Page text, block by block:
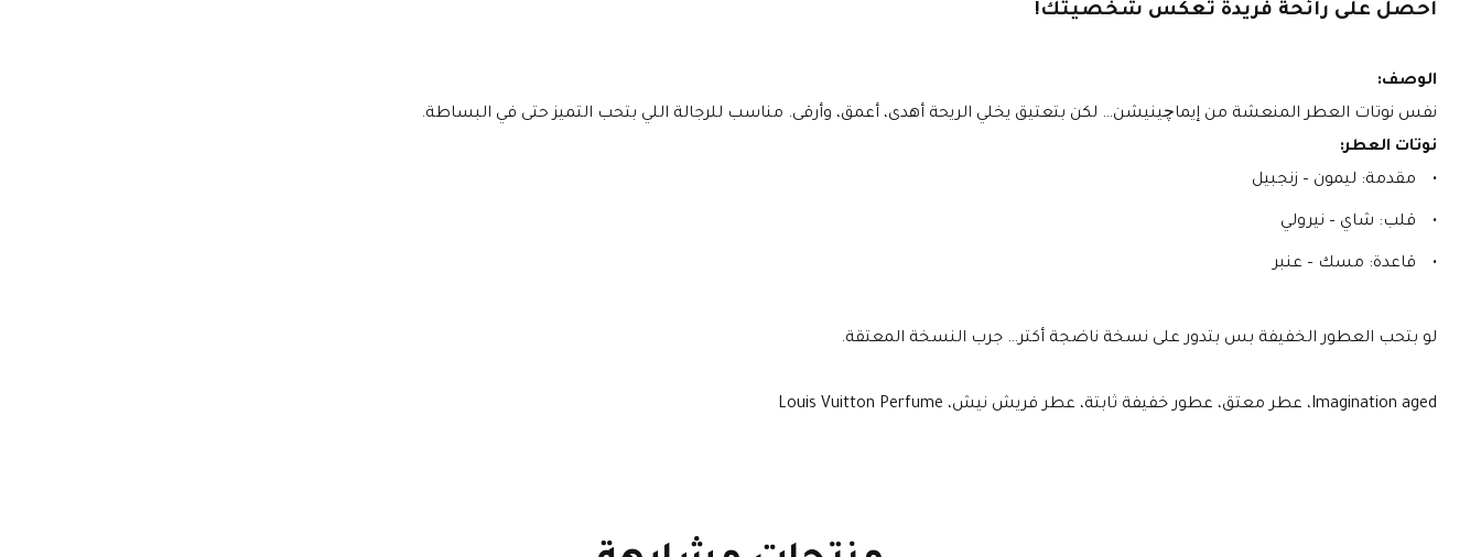
احصل على رائحة فريدة تعكس شخصيتك!
الوصف:
نفس نوتات العطر المنعشة من إيماچينيشن… لكن بتعتيق يخلي الريحة أهدى، أعمق، وأرقى. مناسب للرجالة اللي بتحب التميز حتى في البساطة.
نوتات العطر:
مقدمة: ليمون – زنجبيل
قلب: شاي – نيرولي
قاعدة: مسك – عنبر
لو بتحب العطور الخفيفة بس بتدور على نسخة ناضجة أكتر… جرب النسخة المعتقة.
Imagination aged، عطر معتق، عطور خفيفة ثابتة، عطر فريش نيش، Louis Vuitton Perfume